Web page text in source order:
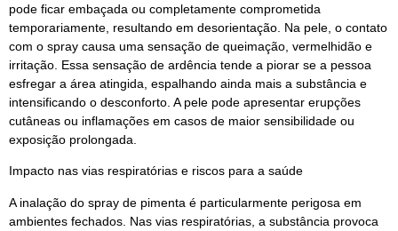
pode ficar embaçada ou completamente comprometida
temporariamente, resultando em desorientação. Na pele, o contato
com o spray causa uma sensação de queimação, vermelhidão e
irritação. Essa sensação de ardência tende a piorar se a pessoa
esfregar a área atingida, espalhando ainda mais a substância e
intensificando o desconforto. A pele pode apresentar erupções
cutâneas ou inflamações em casos de maior sensibilidade ou
exposição prolongada.
Impacto nas vias respiratórias e riscos para a saúde
A inalação do spray de pimenta é particularmente perigosa em
ambientes fechados. Nas vias respiratórias, a substância provoca